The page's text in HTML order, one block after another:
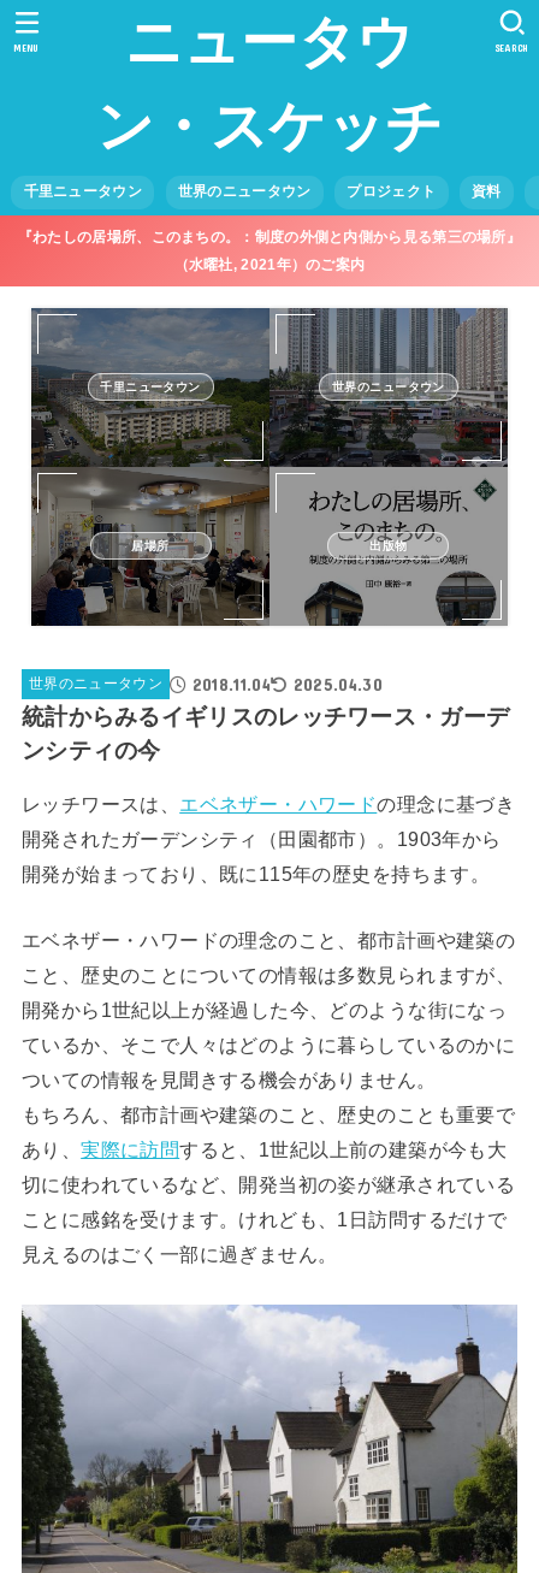
ニュータウ
ン・スケッチ
千里ニュータウン 世界のニュータウン プロジェクト 資料
SEARCH
MENU
『わたしの居場所、このまちの。：制度の外側と内側から見る第三の場所』
（水曜社, 2021年）のご案内
千里ニュータウン 世界のニュータウン
居場所 出版物
世界のニュータウン 2018.11.04 2025.04.30
統計からみるイギリスのレッチワース・ガーデ
ンシティの今
レッチワースは、 エベネザー・ハワードの理念に基づき
開発されたガーデンシティ（田園都市）。1903年から
開発が始まっており、既に115年の歴史を持ちます。
エベネザー・ハワードの理念のこと、都市計画や建築の
こと、歴史のことについての情報は多数見られますが、
開発から1世紀以上が経過した今、どのような街になっ
ているか、そこで人々はどのように暮らしているのかに
ついての情報を見聞きする機会がありません。
もちろん、都市計画や建築のこと、歴史のことも重要で
あり、実際に訪問すると、1世紀以上前の建築が今も大
切に使われているなど、開発当初の姿が継承されている
ことに感銘を受けます。けれども、1日訪問するだけで
見えるのはごく一部に過ぎません。